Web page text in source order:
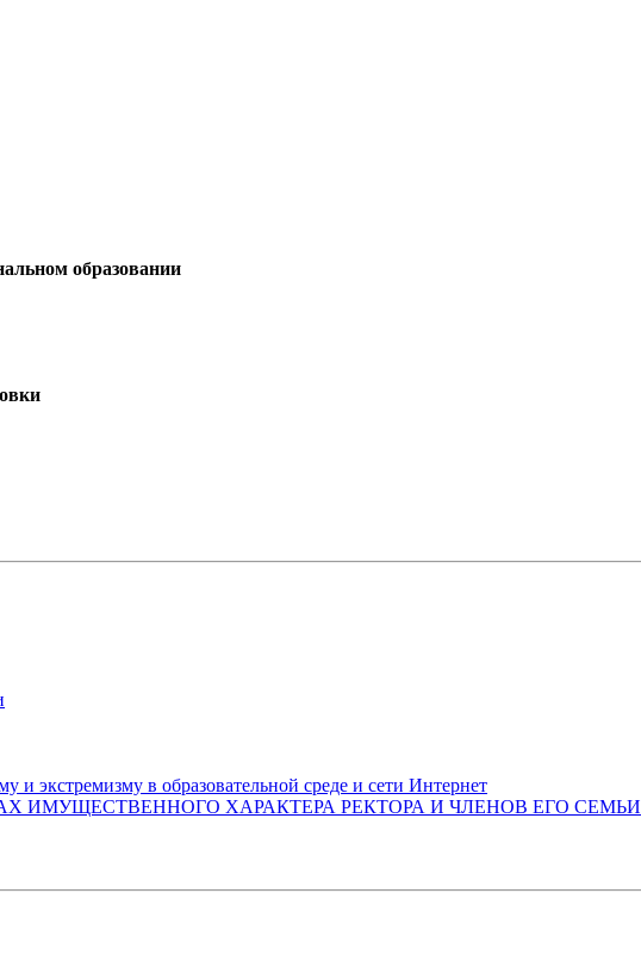
образовании
экстремизму в образовательной среде и сети Интернет
ИМУЩЕСТВЕННОГО ХАРАКТЕРА РЕКТОРА И ЧЛЕНОВ ЕГО СЕМЬИ